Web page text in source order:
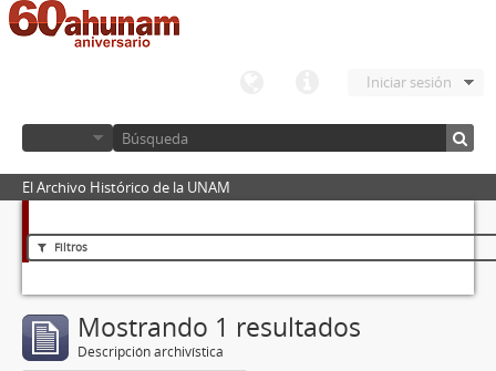
Iniciar sesión
El Archivo Histórico de la UNAM
Filtros
Mostrando 1 resultados
Descripción archivística